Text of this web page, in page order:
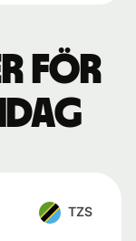
för
TZS